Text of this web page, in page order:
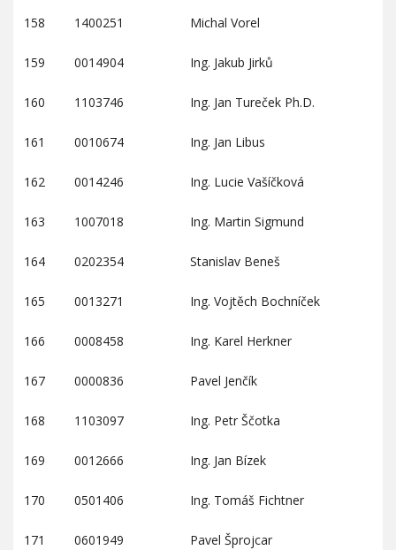
158 1400251 Michal Vorel
159 0014904 Ing. Jakub Jirků
160 1103746 Ing. Jan Tureček Ph.D.
161 0010674 Ing. Jan Libus
162 0014246 Ing. Lucie Vašíčková
163 1007018 Ing. Martin Sigmund
164 0202354 Stanislav Beneš
165 0013271 Ing. Vojtěch Bochníček
166 0008458 Ing. Karel Herkner
167 0000836 Pavel Jenčík
168 1103097 Ing. Petr Ščotka
169 0012666 Ing. Jan Bízek
170 0501406 Ing. Tomáš Fichtner
171 0601949 Pavel Šprojcar